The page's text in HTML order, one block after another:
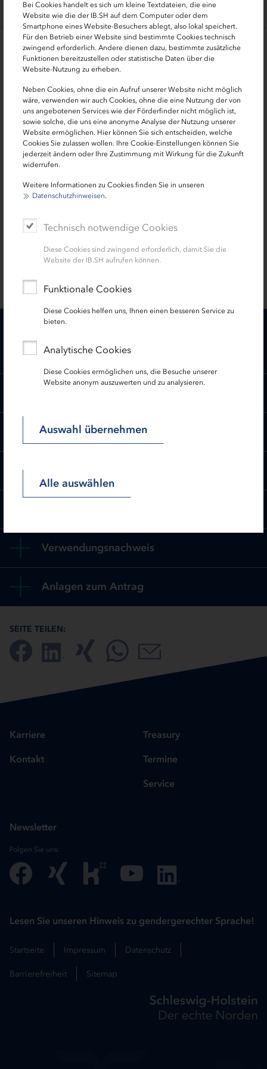
Bei Cookies handelt es sich um kleine Textdateien, die eine
Website wie die der IB.SH auf dem Computer oder dem
Smartphone eines Website-Besuchers ablegt, also lokal speichert.
Für den Betrieb einer Website sind bestimmte Cookies technisch
zwingend erforderlich. Andere dienen dazu, bestimmte zusätzliche
Funktionen bereitzustellen oder statistische Daten über die
Website-Nutzung zu erheben.
Neben Cookies, ohne die ein Aufruf unserer Website nicht möglich
wäre, verwenden wir auch Cookies, ohne die eine Nutzung der von
uns angebotenen Services wie der Förderfinder nicht möglich ist,
sowie solche, die uns eine anonyme Analyse der Nutzung unserer
Website ermöglichen. Hier können Sie sich entscheiden, welche
Cookies Sie zulassen wollen. Ihre Cookie-Einstellungen können Sie
jederzeit ändern oder Ihre Zustimmung mit Wirkung für die Zukunft
widerrufen.
Weitere Informationen zu Cookies finden Sie in unseren
Datenschutzhinweisen.
Technisch notwendige Cookies
Diese Cookies sind zwingend erforderlich, damit Sie die
Website der IB.SH aufrufen können.
Funktionale Cookies
Diese Cookies helfen uns, Ihnen einen besseren Service zu
bieten.
Analytische Cookies
Diese Cookies ermöglichen uns, die Besuche unserer
Website anonym auszuwerten und zu analysieren.
Auswahl übernehmen
Alle auswählen
Bei Fragen hilft
Sachbearbeiterin Zuschussprogramme
0431 9905-2745
ragna.carstens[at]ib-sh.de
Downloads
zur Zeit ist keine Antragstellung möglich.
Verwendungsnachweis
Anlagen zum Antrag
SEITE TEILEN:
Karriere
Kontakt
Treasury
Termine
Service
Newsletter
Folgen Sie uns:
Lesen Sie unseren Hinweis zu gendergerechter Sprache!
Startseite Impressum Datenschutz
Barrierefreiheit Sitemap